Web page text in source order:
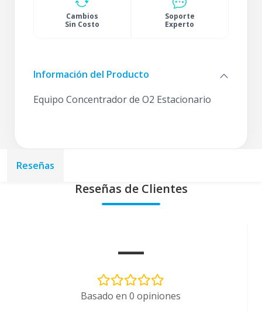
Cambios
Sin Costo
Soporte
Experto
Información del Producto
Equipo Concentrador de O2 Estacionario
Reseñas
Reseñas de Clientes
—
Basado en 0 opiniones